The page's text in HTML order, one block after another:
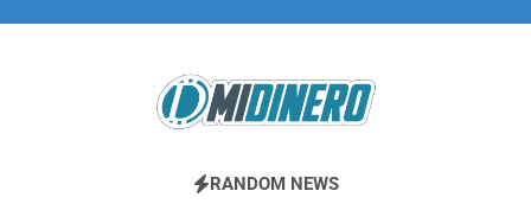
Midinero.co
Fintech, Criptomonedas
RANDOM NEWS